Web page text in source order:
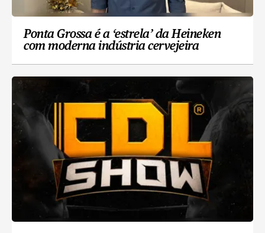
Ponta Grossa é a ‘estrela’ da Heineken
com moderna indústria cervejeira